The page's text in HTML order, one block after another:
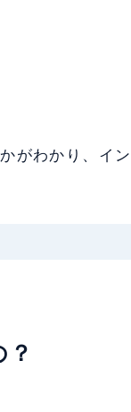
がわかり、イン